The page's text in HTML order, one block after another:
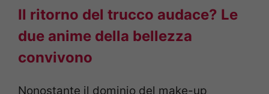
Il ritorno del trucco audace? Le
due anime della bellezza
convivono
Nonostante il dominio del make-up